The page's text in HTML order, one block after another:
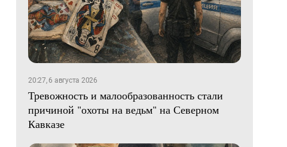
20:27, 6 августа 2026
Тревожность и малообразованность стали
причиной "охоты на ведьм" на Северном
Кавказе